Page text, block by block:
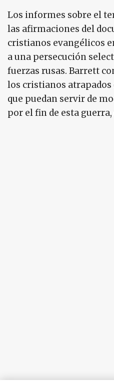
Los informes sobre el
las afirmaciones del
cristianos evangélicos
a una persecución
fuerzas rusas. Barrett
los cristianos
que puedan servir de
por el fin de esta